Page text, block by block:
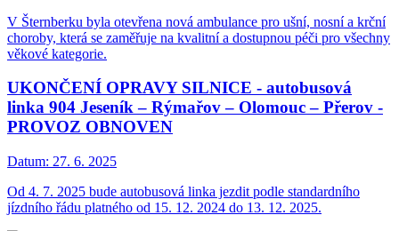
V Šternberku byla otevřena nová ambulance pro ušní, nosní a krční
choroby, která se zaměřuje na kvalitní a dostupnou péči pro všechny
věkové kategorie.
UKONČENÍ OPRAVY SILNICE - autobusová
linka 904 Jeseník – Rýmařov – Olomouc – Přerov -
PROVOZ OBNOVEN
Datum: 27. 6. 2025
Od 4. 7. 2025 bude autobusová linka jezdit podle standardního
jízdního řádu platného od 15. 12. 2024 do 13. 12. 2025.